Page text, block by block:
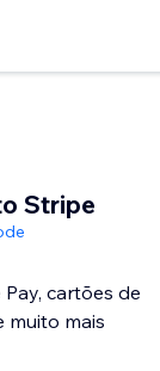
Stripe
cartões de
muito mais